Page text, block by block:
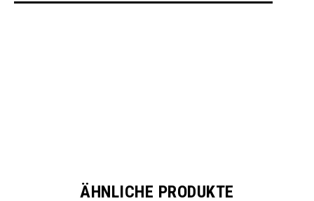
ÄHNLICHE PRODUKTE